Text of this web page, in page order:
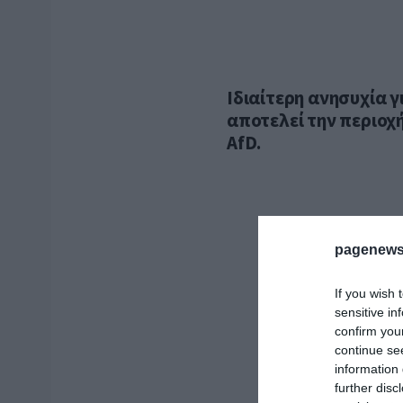
If you wish
sensitive
confirm
continue
information
further
Ιδιαίτερη ανησυχία
αποτελεί την
AfD.